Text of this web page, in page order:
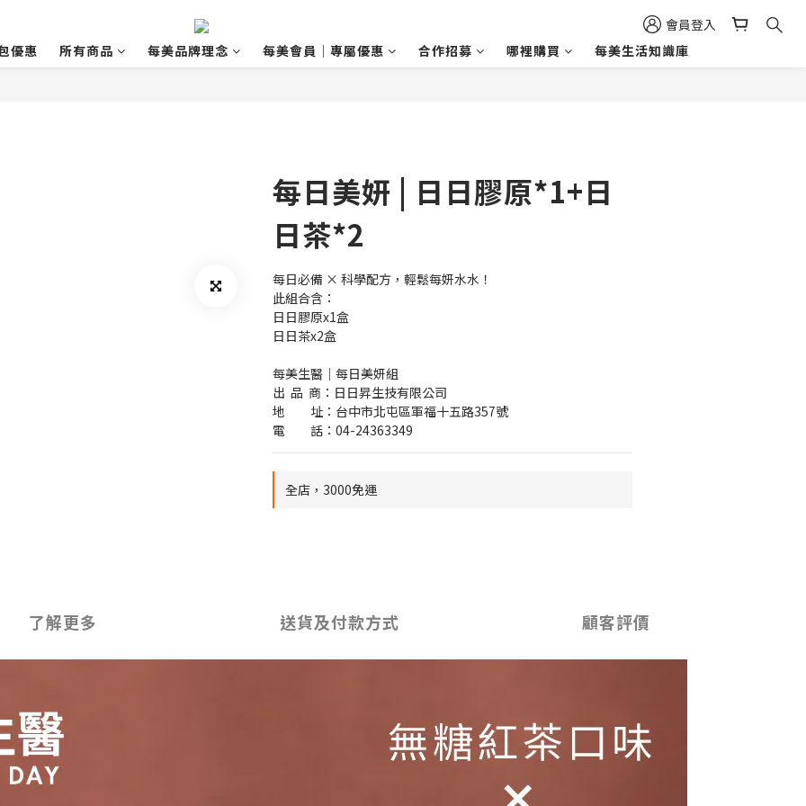
會員登入
優惠
所有商品 每美品牌理念 每美會員｜專屬優惠 合作招募 哪裡購買 每美生活知識庫
每日美妍 | 日日膠原*1+日
日茶*2
每日必備 × 科學配方，輕鬆每妍水水！
此組合含：
日日膠原x1盒
日日茶x2盒
每美生醫｜每日美妍組
出  品  商：日日昇生技有限公司
地　　址：台中市北屯區軍福十五路357號
電　　話：04-24363349
全店，3000免運
了解更多 送貨及付款方式 顧客評價